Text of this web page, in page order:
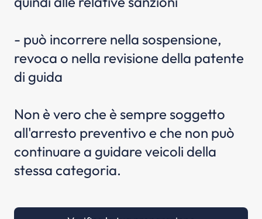
- può incorrere nella sospensione,
revoca o nella revisione della patente
di guida
Non è vero che è sempre soggetto
all'arresto preventivo e che non può
continuare a guidare veicoli della
stessa categoria.